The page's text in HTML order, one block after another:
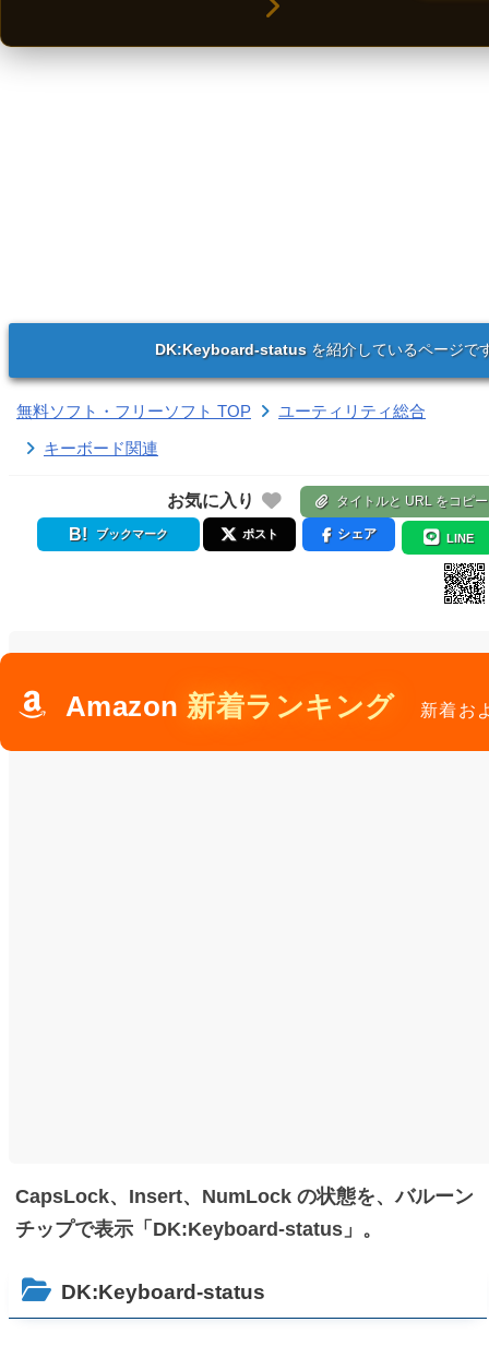
DK:Keyboard-statusを紹介しているページで
無料ソフト・フリーソフト TOP
ユーティリティ総合
キーボード関連
お気に入り タイトルと URL をコピー
ブックマーク ポスト シェア LINE
Amazon 新着ランキング 新着お
CapsLock、Insert、NumLock の状態を、バルーン
チップで表示「DK:Keyboard-status」。
DK:Keyboard-status